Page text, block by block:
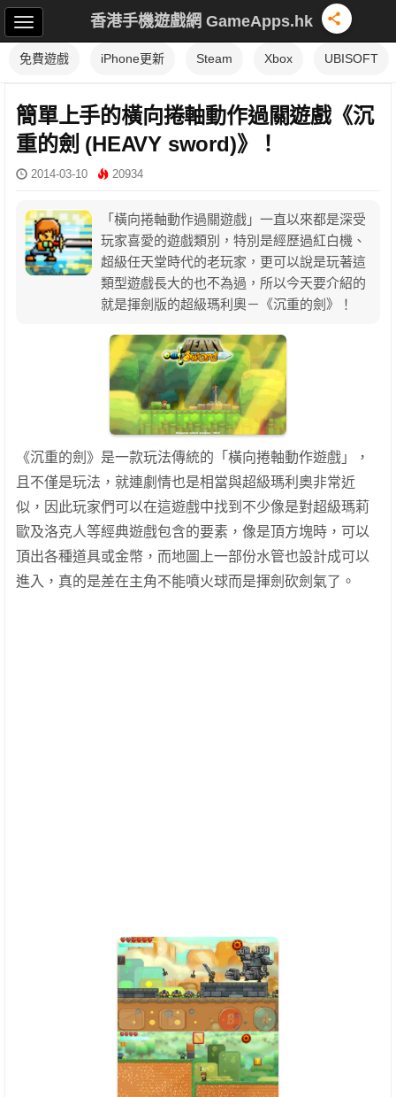
香港手機遊戲網 GameApps.hk
免費遊戲 iPhone更新 Steam Xbox UBISOFT
簡單上手的橫向捲軸動作過關遊戲《沉
重的劍 (HEAVY sword)》！
2014-03-10 20934
「橫向捲軸動作過關遊戲」一直以來都是深受
玩家喜愛的遊戲類別，特別是經歷過紅白機、
超級任天堂時代的老玩家，更可以說是玩著這
類型遊戲長大的也不為過，所以今天要介紹的
就是揮劍版的超級瑪利奧－《沉重的劍》！
《沉重的劍》是一款玩法傳統的「橫向捲軸動作遊戲」，
且不僅是玩法，就連劇情也是相當與超級瑪利奧非常近
似，因此玩家們可以在這遊戲中找到不少像是對超級瑪莉
歐及洛克人等經典遊戲包含的要素，像是頂方塊時，可以
頂出各種道具或金幣，而地圖上一部份水管也設計成可以
進入，真的是差在主角不能噴火球而是揮劍砍劍氣了。